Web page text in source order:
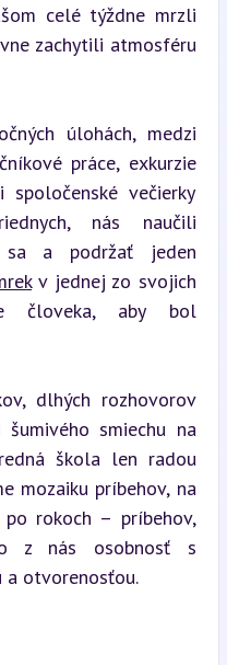
celé týždne mrzli
zachytili atmosféru
úlohách, medzi
práce, exkurzie
večierky
nás naučili
sa a podržať jeden
v jednej zo svojich
človeka, aby bol
dlhých rozhovorov
smiechu na
škola len radou
mozaiku príbehov, na
rokoch – príbehov,
z nás osobnosť s
a otvorenosťou.